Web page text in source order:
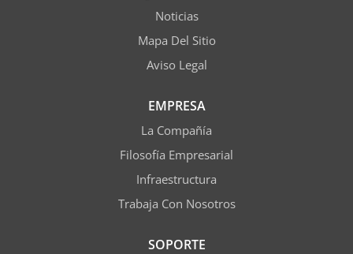
Noticias
Mapa Del Sitio
Aviso Legal
EMPRESA
La Compañía
Filosofía Empresarial
Infraestructura
Trabaja Con Nosotros
SOPORTE